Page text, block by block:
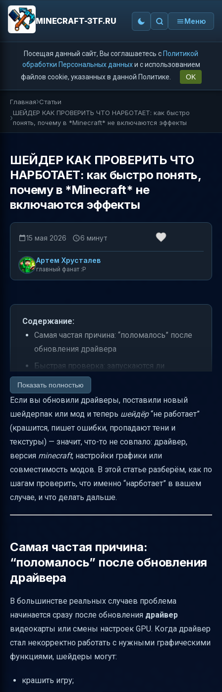
MINECRAFT-3TF.RU Меню
Посещая данный сайт, Вы соглашаетесь с Политикой
обработки Персональных данныхи с использованием
файлов cookie, указанных в данной Политике.
OK
Главная Статьи
ШЕЙДЕР КАК ПРОВЕРИТЬ ЧТО НАРБОТАЕТ: как быстро
понять, почему в *Minecraft* не включаются эффекты
ШЕЙДЕР КАК ПРОВЕРИТЬ ЧТО
НАРБОТАЕТ: как быстро понять,
почему в *Minecraft* не
включаются эффекты
15 мая 2026 6 минут
Артем Хрусталев
главный фанат :P
Содержание:
Самая частая причина: “поломалось” после
обновления драйвера
Быстрая проверка: запускаются ли
шейдеры вообще
Проверьте версию minecraft и версию
шейдерпака
Сбросьте шейдерпак и проверьте, что файл
не повреждён
Отключите конфликты модов: особенно
OptiFine и загрузчики
Проверка OpenGL: какая версия нужна и
где её посмотреть
Видеокарта и производительность: когда
“не работает” на слабом GPU
Выделенная оперативная память: почему
Когда проблема связана с драйвером: откат
и “перестройка” шейдерного кеша
Что делать, если видите “invalid program
composite1 / composite2”
Показать полностью
Если вы обновили драйверы, поставили новый
шейдерпак или мод и теперь шейдёр“не работает”
(крашится, пишет ошибки, пропадают тени и
текстуры) — значит, что-то не совпало: драйвер,
версия minecraft, настройки графики или
совместимость модов. В этой статье разберём, как по
шагам проверить, что именно “нарботает” в вашем
случае, и что делать дальше.
Самая частая причина:
“поломалось” после обновления
драйвера
В большинстве реальных случаев проблема
начинается сразу после обновления драйвер
видеокарты или смены настроек GPU. Когда драйвер
стал некорректно работать с нужными графическими
функциями, шейдеры могут:
крашить игру;